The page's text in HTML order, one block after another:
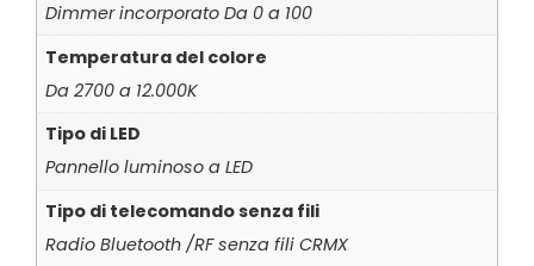
Dimmer incorporato Da 0 a 100
Temperatura del colore
Da 2700 a 12.000K
Tipo di LED
Pannello luminoso a LED
Tipo di telecomando senza fili
Radio Bluetooth /RF senza fili CRMX